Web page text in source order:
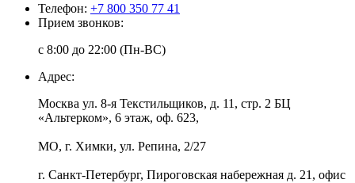
Телефон: +7 800 350 77 41
Прием звонков:
с 8:00 до 22:00 (Пн-ВС)
Адрес:
Москва ул. 8-я Текстильщиков, д. 11, стр. 2 БЦ
«Альтерком», 6 этаж, оф. 623,
МО, г. Химки, ул. Репина, 2/27
г. Санкт-Петербург, Пироговская набережная д. 21, офис